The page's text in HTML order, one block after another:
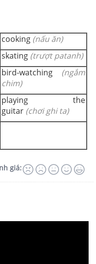
cooking (nấu ăn)
skating (trượt patanh)
bird-watching (ngắm
chim)
playing the
guitar (chơi ghi ta)
giá: